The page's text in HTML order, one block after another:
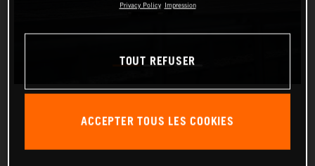
Privacy Policy Impression
TOUT REFUSER
ACCEPTER TOUS LES COOKIES